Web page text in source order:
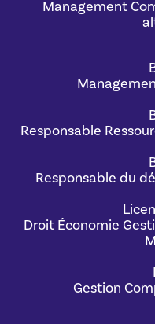
Management
Responsable
Responsable du
Droit Économie
Gestion